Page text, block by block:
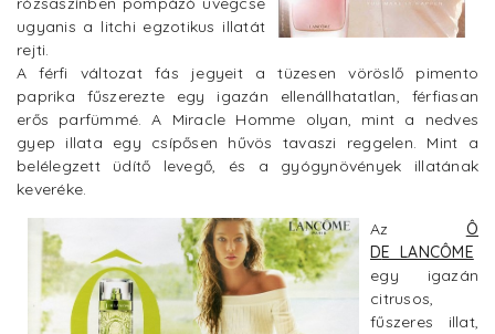
ugyanis a litchi egzotikus illatát
rejti.
A férfi változat fás jegyeit a tüzesen vöröslő pimento
paprika fűszerezte egy igazán ellenállhatatlan, férfiasan
erős parfümmé. A Miracle Homme olyan, mint a nedves
gyep illata egy csípősen hűvös tavaszi reggelen. Mint a
belélegzett üdítő levegő, és a gyógynövények illatának
keveréke.
Az Ô
DE LANCÔME
egy igazán
citrusos,
fűszeres illat,